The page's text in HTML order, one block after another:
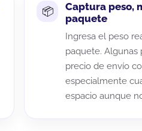
Captura peso,
paquete
Ingresa el peso
paquete. Algunas
precio de envío
especialmente
espacio aunque